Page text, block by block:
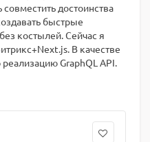
достоинства
быстрые
костылей. Сейчас я
В качестве
GraphQL API.